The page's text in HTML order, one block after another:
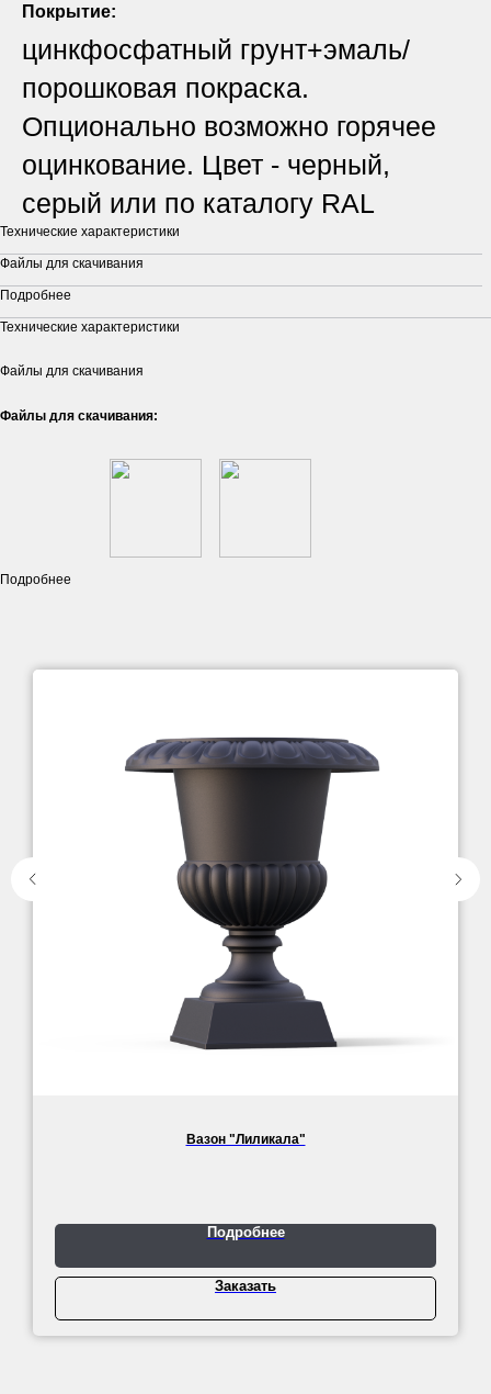
Покрытие:
цинкфосфатный грунт+эмаль/
порошковая покраска.
Опционально возможно горячее
оцинкование. Цвет - черный,
серый или по каталогу RAL
Технические характеристики
Файлы для скачивания
Подробнее
Технические характеристики
Файлы для скачивания
Файлы для скачивания:
Подробнее
Вазон "Лиликала"
Подробнее
Заказать